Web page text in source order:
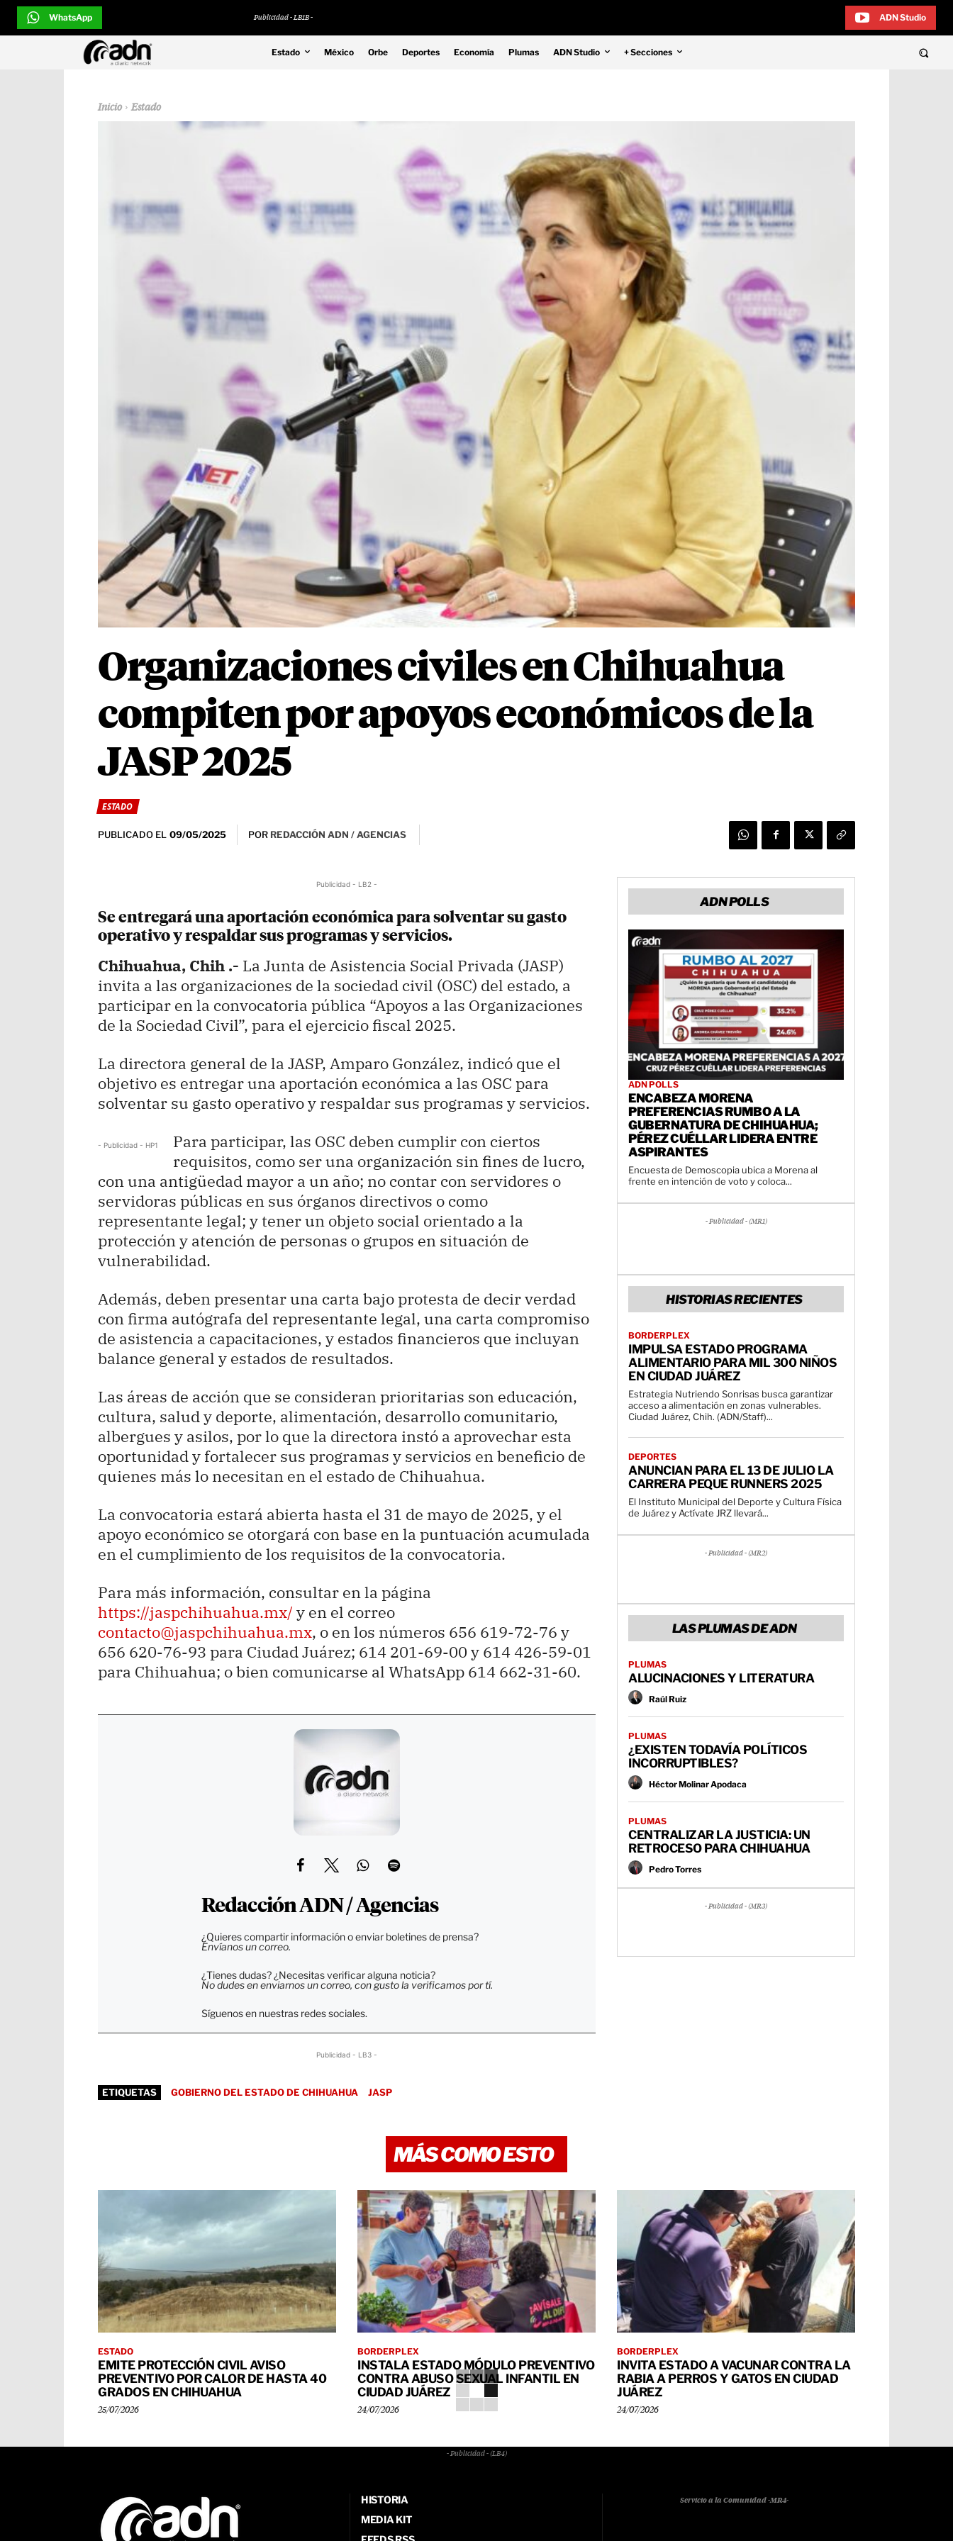
WhatsApp Publicidad - LB1B - ADN Studio
Estado México Orbe Deportes Economía Plumas ADN Studio + Secciones
Inicio Estado
Organizaciones civiles en Chihuahua
compiten por apoyos económicos de la
JASP 2025
ESTADO
PUBLICADO EL 09/05/2025 POR REDACCIÓN ADN / AGENCIAS
Publicidad - LB2 -
Se entregará una aportación económica para solventar su gasto
operativo y respaldar sus programas y servicios.
Chihuahua, Chih .- La Junta de Asistencia Social Privada (JASP)
invita a las organizaciones de la sociedad civil (OSC) del estado, a
participar en la convocatoria pública “Apoyos a las Organizaciones
de la Sociedad Civil”, para el ejercicio fiscal 2025.
La directora general de la JASP, Amparo González, indicó que el
objetivo es entregar una aportación económica a las OSC para
solventar su gasto operativo y respaldar sus programas y servicios.
- Publicidad - HP1
Para participar, las OSC deben cumplir con ciertos
requisitos, como ser una organización sin fines de lucro,
con una antigüedad mayor a un año; no contar con servidores o
servidoras públicas en sus órganos directivos o como
representante legal; y tener un objeto social orientado a la
protección y atención de personas o grupos en situación de
vulnerabilidad.
Además, deben presentar una carta bajo protesta de decir verdad
con firma autógrafa del representante legal, una carta compromiso
de asistencia a capacitaciones, y estados financieros que incluyan
balance general y estados de resultados.
Las áreas de acción que se consideran prioritarias son educación,
cultura, salud y deporte, alimentación, desarrollo comunitario,
albergues y asilos, por lo que la directora instó a aprovechar esta
oportunidad y fortalecer sus programas y servicios en beneficio de
quienes más lo necesitan en el estado de Chihuahua.
La convocatoria estará abierta hasta el 31 de mayo de 2025, y el
apoyo económico se otorgará con base en la puntuación acumulada
en el cumplimiento de los requisitos de la convocatoria.
Para más información, consultar en la página
https://jaspchihuahua.mx/ y en el correo
contacto@jaspchihuahua.mx, o en los números 656 619-72-76 y
656 620-76-93 para Ciudad Juárez; 614 201-69-00 y 614 426-59-01
para Chihuahua; o bien comunicarse al WhatsApp 614 662-31-60.
Redacción ADN / Agencias
¿Quieres compartir información o enviar boletines de prensa?
Envíanos un correo.
¿Tienes dudas? ¿Necesitas verificar alguna noticia?
No dudes en enviarnos un correo, con gusto la verificamos por tí.
Síguenos en nuestras redes sociales.
Publicidad - LB3 -
ETIQUETAS GOBIERNO DEL ESTADO DE CHIHUAHUA JASP
ADN POLLS
ADN POLLS
ENCABEZA MORENA
PREFERENCIAS RUMBO A LA
GUBERNATURA DE CHIHUAHUA;
PÉREZ CUÉLLAR LIDERA ENTRE
ASPIRANTES
Encuesta de Demoscopia ubica a Morena al
frente en intención de voto y coloca...
- Publicidad - (MR1)
HISTORIAS RECIENTES
BORDERPLEX
IMPULSA ESTADO PROGRAMA
ALIMENTARIO PARA MIL 300 NIÑOS
EN CIUDAD JUÁREZ
Estrategia Nutriendo Sonrisas busca garantizar
acceso a alimentación en zonas vulnerables.
Ciudad Juárez, Chih. (ADN/Staff)...
DEPORTES
ANUNCIAN PARA EL 13 DE JULIO LA
CARRERA PEQUE RUNNERS 2025
El Instituto Municipal del Deporte y Cultura Física
de Juárez y Actívate JRZ llevará...
- Publicidad - (MR2)
LAS PLUMAS DE ADN
PLUMAS
ALUCINACIONES Y LITERATURA
Raúl Ruiz
PLUMAS
¿EXISTEN TODAVÍA POLÍTICOS
INCORRUPTIBLES?
Héctor Molinar Apodaca
PLUMAS
CENTRALIZAR LA JUSTICIA: UN
RETROCESO PARA CHIHUAHUA
Pedro Torres
- Publicidad - (MR3)
MÁS COMO ESTO
ESTADO
EMITE PROTECCIÓN CIVIL AVISO
PREVENTIVO POR CALOR DE HASTA 40
GRADOS EN CHIHUAHUA
25/07/2026
BORDERPLEX
INSTALA ESTADO MÓDULO PREVENTIVO
CONTRA ABUSO SEXUAL INFANTIL EN
CIUDAD JUÁREZ
24/07/2026
BORDERPLEX
INVITA ESTADO A VACUNAR CONTRA LA
RABIA A PERROS Y GATOS EN CIUDAD
JUÁREZ
24/07/2026
- Publicidad - (LB4)
HISTORIA
MEDIA KIT
Servicio a la Comunidad -MR4-